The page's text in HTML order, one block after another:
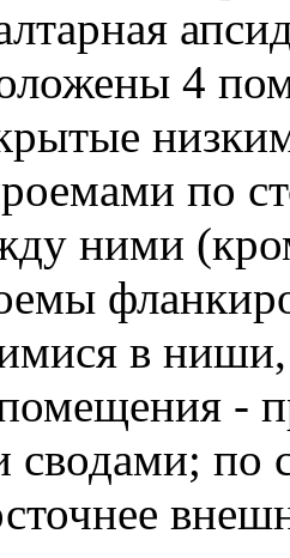
4
по
ними
в ниши,
-
по